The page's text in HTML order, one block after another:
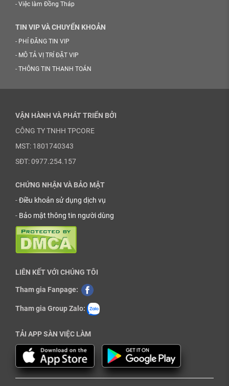
- Việc làm Đồng Tháp
TIN VIP VÀ CHUYỂN KHOẢN
- PHÍ ĐĂNG TIN VIP
- MÔ TẢ VỊ TRÍ ĐẶT VIP
- THÔNG TIN THANH TOÁN
VẬN HÀNH VÀ PHÁT TRIỂN BỞI
CÔNG TY TNHH TPCORE
MST: 1801740343
SĐT: 0977.254.157
CHỨNG NHẬN VÀ BẢO MẬT
-Điều khoản sử dụng dịch vụ
- Bảo mật thông tin người dùng
LIÊN KẾT VỚI CHÚNG TÔI
Tham gia Fanpage:
Tham gia Group Zalo:
TẢI APP SÀN VIỆC LÀM